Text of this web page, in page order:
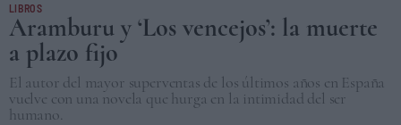
LIBROS
Aramburu y ‘Los vencejos’: la muerte
a plazo fijo
El autor del mayor superventas de los últimos años en España
vuelve con una novela que hurga en la intimidad del ser
humano.